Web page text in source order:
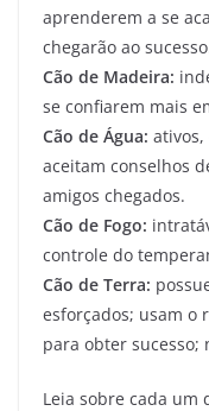
aprenderem a se
chegarão ao
Cão de Madeira:
se confiarem mais
Cão de Água: ativos,
aceitam conselhos
amigos chegados.
Cão de Fogo:
controle do
Cão de Terra:
esforçados; usam o
para obter sucesso;
Leia sobre cada um